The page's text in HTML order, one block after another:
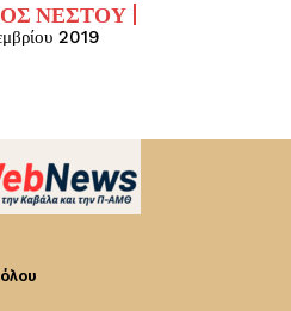
ΝΈΣΤΟΥ
2019